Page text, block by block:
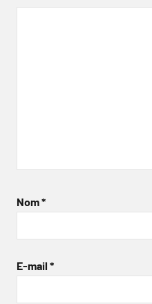
Nom*
E-mail *